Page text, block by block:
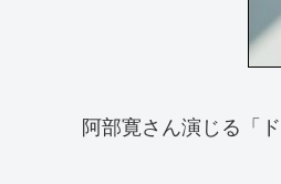
阿部寛さん演じる「